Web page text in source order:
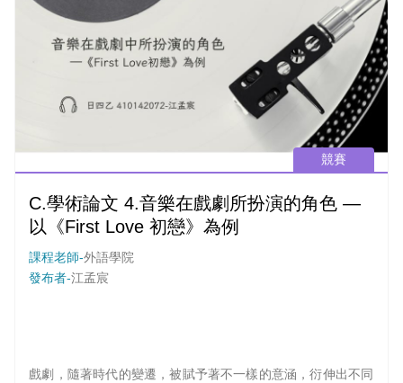
競賽
C.學術論文 4.音樂在戲劇所扮演的角色 —
以《First Love 初戀》為例
課程老師-外語學院
發布者-江孟宸
戲劇，隨著時代的變遷，被賦予著不一樣的意涵，衍伸出不同